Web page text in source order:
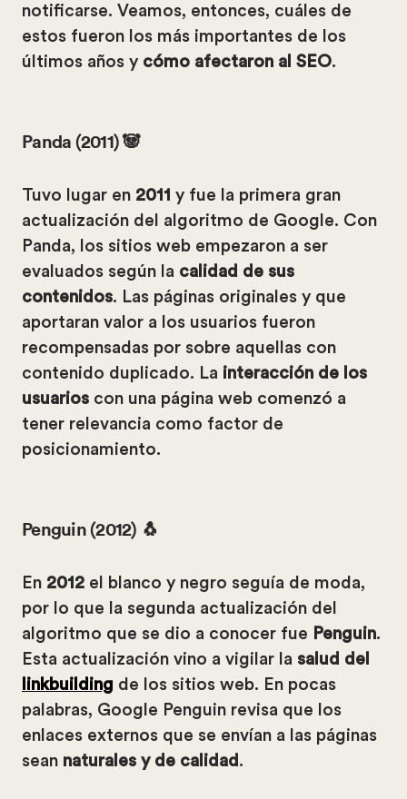
notificarse. Veamos, entonces, cuáles de
estos fueron los más importantes de los
últimos años y cómo afectaron al SEO.
Panda (2011) 🐼
Tuvo lugar en 2011 y fue la primera gran
actualización del algoritmo de Google. Con
Panda, los sitios web empezaron a ser
evaluados según la calidad de sus
contenidos. Las páginas originales y que
aportaran valor a los usuarios fueron
recompensadas por sobre aquellas con
contenido duplicado. La interacción de los
usuarios con una página web comenzó a
tener relevancia como factor de
posicionamiento.
Penguin (2012) 🐧
En 2012 el blanco y negro seguía de moda,
por lo que la segunda actualización del
algoritmo que se dio a conocer fue Penguin.
Esta actualización vino a vigilar la salud del
linkbuilding de los sitios web. En pocas
palabras, Google Penguin revisa que los
enlaces externos que se envían a las páginas
sean naturales y de calidad .